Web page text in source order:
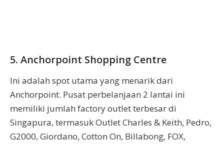
5. Anchorpoint Shopping Centre
Ini adalah spot utama yang menarik dari
Anchorpoint. Pusat perbelanjaan 2 lantai ini
memiliki jumlah factory outlet terbesar di
Singapura, termasuk Outlet Charles & Keith, Pedro,
G2000, Giordano, Cotton On, Billabong, FOX,